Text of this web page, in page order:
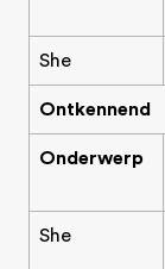
She
Ontkennend
Onderwerp
She